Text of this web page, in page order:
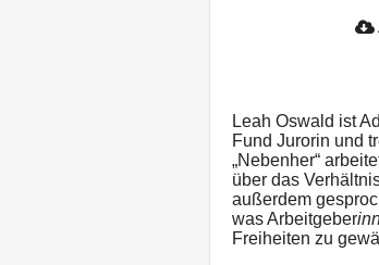
Leah Oswald ist
Fund Jurorin und
„Nebenher“
über das
außerdem
was Arbeitgeber
Freiheiten zu